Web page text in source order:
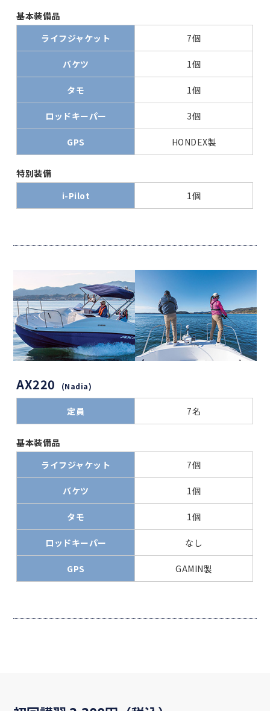
基本装備品
ライフジャケット
7個
バケツ 1個
タモ 1個
ロッドキーパー 3個
GPS HONDEX製
特別装備
i-Pilot
1個
AX220 (Nadia)
定員 7名
基本装備品
ライフジャケット
7個
バケツ 1個
タモ 1個
ロッドキーパー なし
GPS GAMIN製